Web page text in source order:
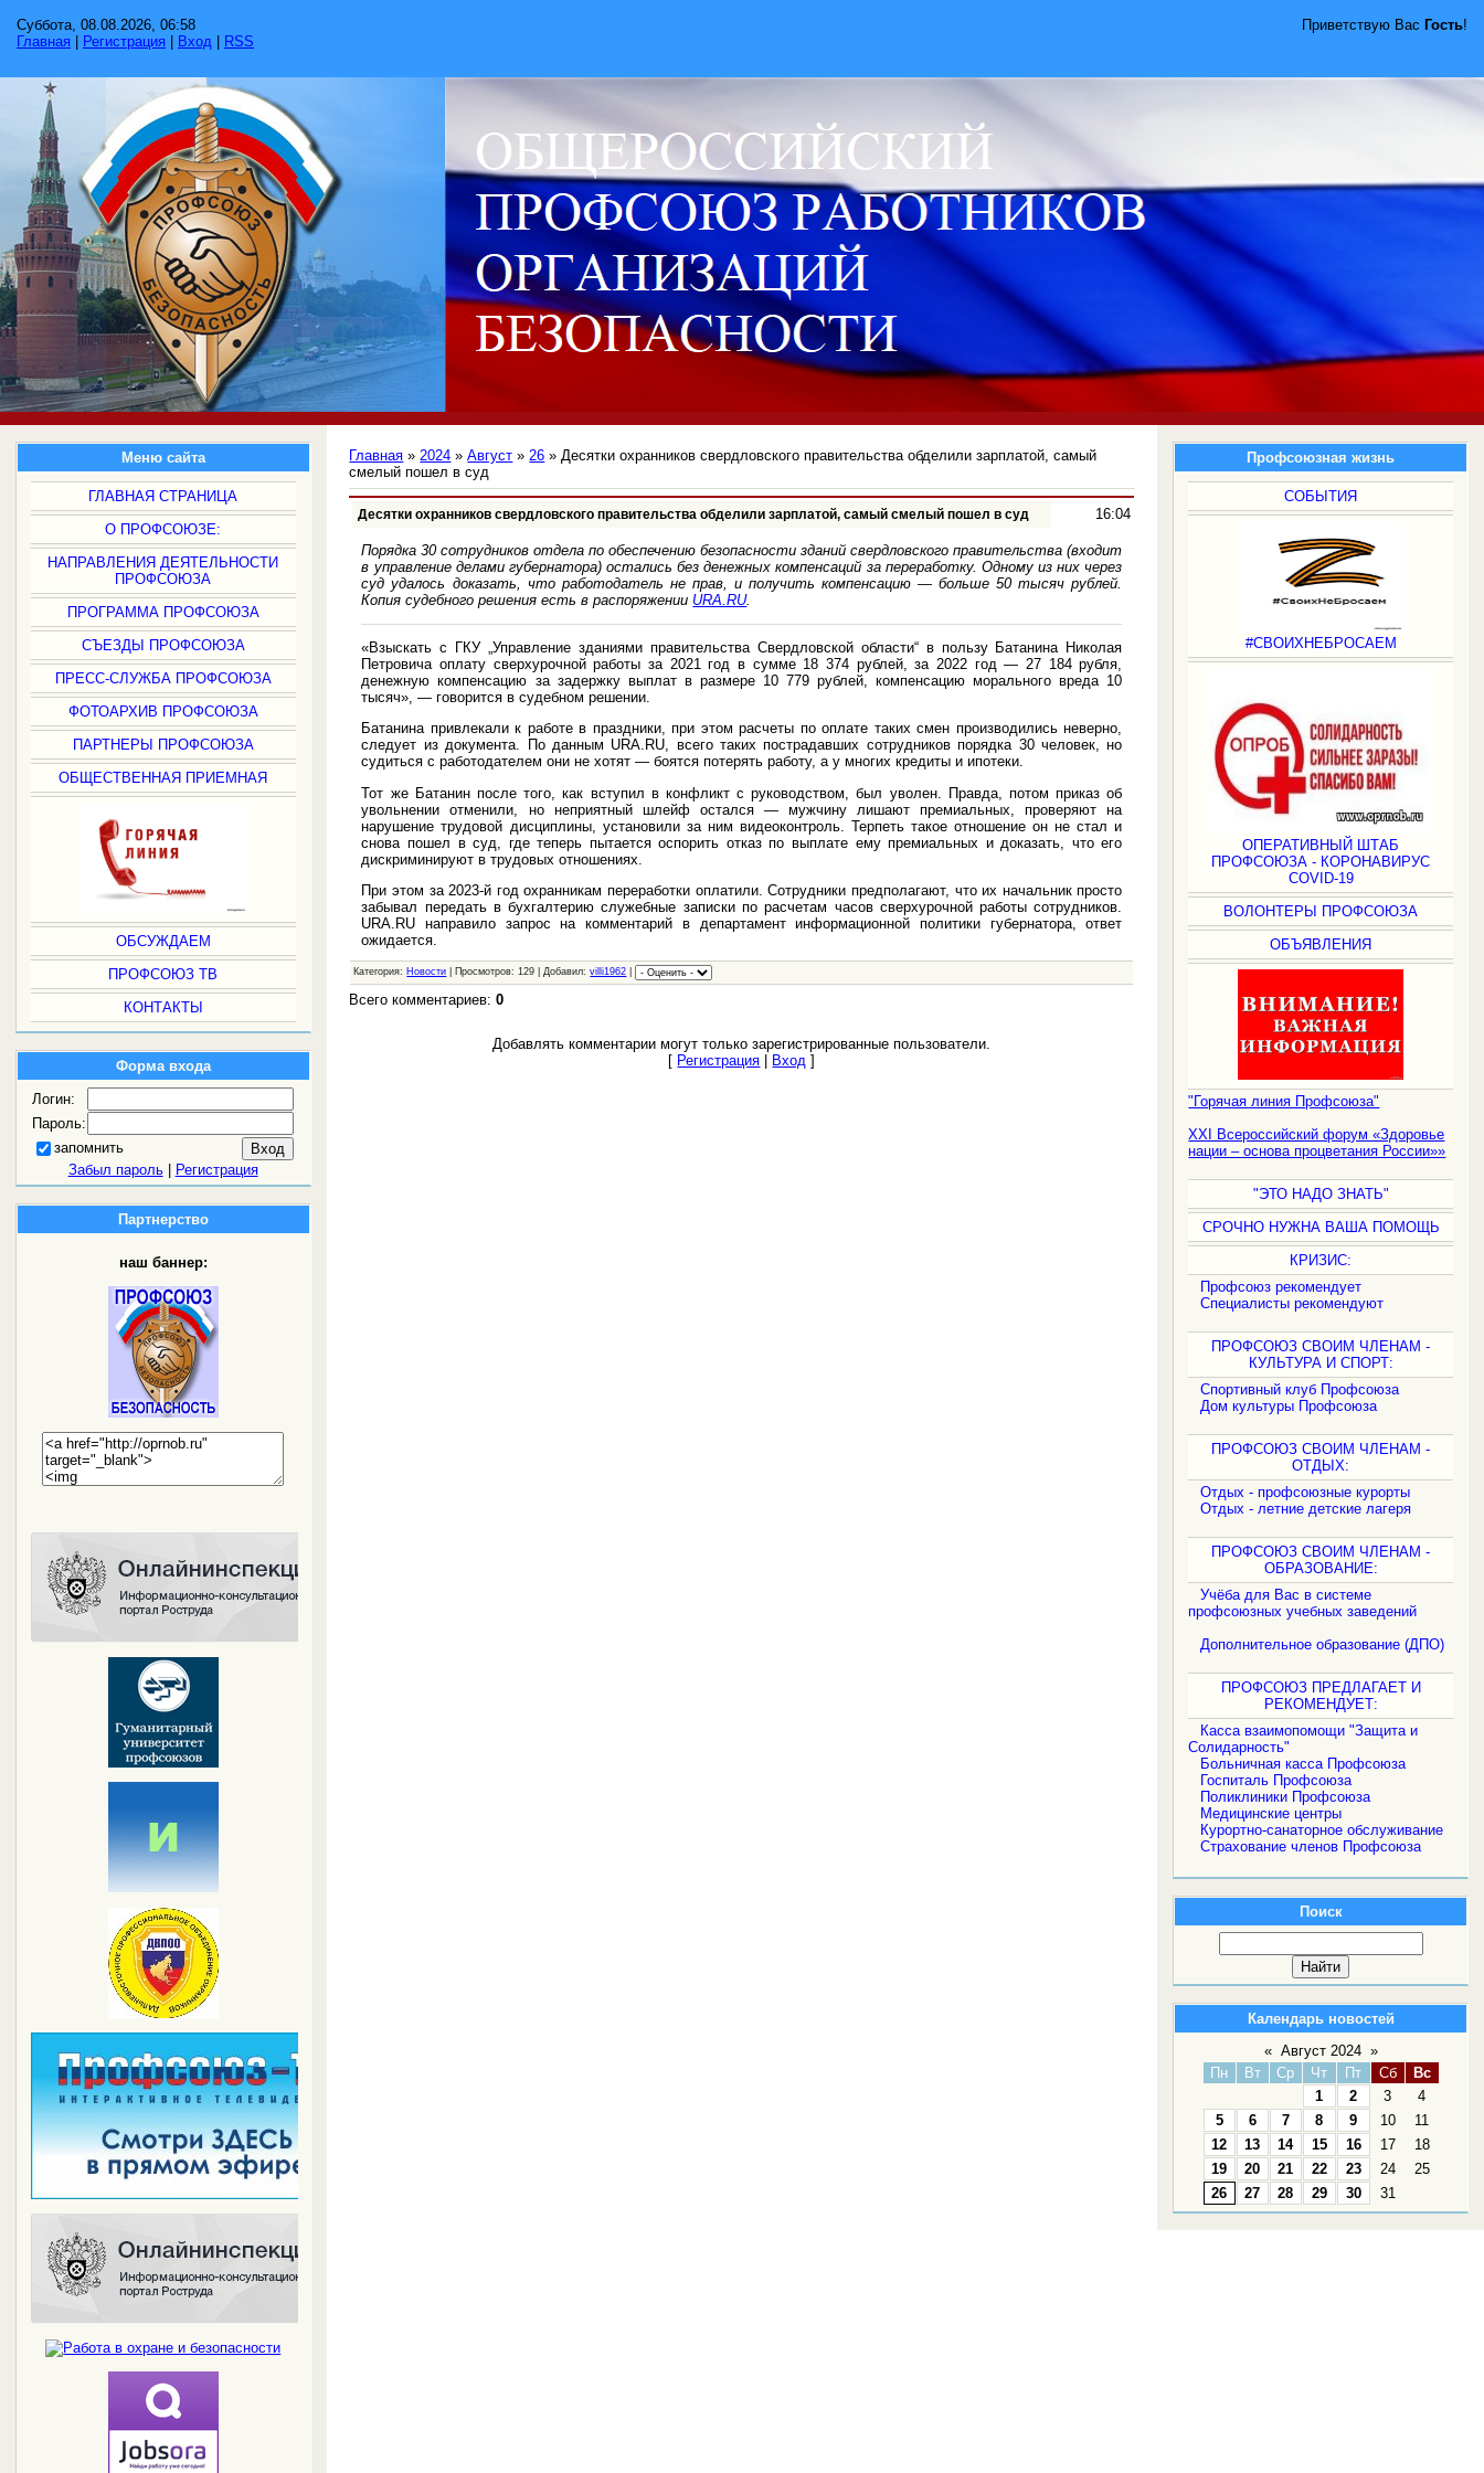
Приветствую Вас Гость!
Суббота, 08.08.2026, 06:58
Главная
Регистрация Вход RSS
Меню сайта
ГЛАВНАЯ СТРАНИЦА
О ПРОФСОЮЗЕ:
НАПРАВЛЕНИЯ ДЕЯТЕЛЬНОСТИ
ПРОФСОЮЗА
ПРОГРАММА ПРОФСОЮЗА
СЪЕЗДЫ ПРОФСОЮЗА
ПРЕСС-СЛУЖБА ПРОФСОЮЗА
ФОТОАРХИВ ПРОФСОЮЗА
ПАРТНЕРЫ ПРОФСОЮЗА
ОБЩЕСТВЕННАЯ ПРИЕМНАЯ
ОБСУЖДАЕМ
ПРОФСОЮЗ ТВ
КОНТАКТЫ
Форма входа
Логин:
Пароль:
запомнить
Забыл пароль| Регистрация
Партнерство
наш баннер:
Профсоюзная жизнь
СОБЫТИЯ
#СВОИХНЕБРОСАЕМ
ОПЕРАТИВНЫЙ ШТАБ
ПРОФСОЮЗА - КОРОНАВИРУС
COVID-19
ВОЛОНТЕРЫ ПРОФСОЮЗА
ОБЪЯВЛЕНИЯ
"Горячая линия Профсоюза"
XXI Всероссийский форум «Здоровье
нации – основа процветания России»»
"ЭТО НАДО ЗНАТЬ"
СРОЧНО НУЖНА ВАША ПОМОЩЬ
КРИЗИС:
Профсоюз рекомендует
Специалисты рекомендуют
ПРОФСОЮЗ СВОИМ ЧЛЕНАМ -
КУЛЬТУРА И СПОРТ:
Спортивный клуб Профсоюза
Дом культуры Профсоюза
ПРОФСОЮЗ СВОИМ ЧЛЕНАМ -
ОТДЫХ:
Отдых - профсоюзные курорты
Отдых - летние детские лагеря
ПРОФСОЮЗ СВОИМ ЧЛЕНАМ -
ОБРАЗОВАНИЕ:
Учёба для Вас в системе
профсоюзных учебных заведений
Дополнительное образование (ДПО)
ПРОФСОЮЗ ПРЕДЛАГАЕТ И
РЕКОМЕНДУЕТ:
Касса взаимопомощи "Защита и
Солидарность"
Больничная касса Профсоюза
Госпиталь Профсоюза
Поликлиники Профсоюза
Медицинские центры
Курортно-санаторное обслуживание
Страхование членов Профсоюза
Поиск
Календарь новостей
« Август 2024 »
Пн
Вт Ср Чт Пт Сб
Вс
1
2 3
4
5
6 7 8 9 10
11
12
13 14 15 16 17
18
19
20 21 22 23 24
25
26
27 28 29 30 31
Главная »2024 » Август » 26 » Десятки охранников свердловского правительства обделили зарплатой, самый
смелый пошел в суд
Десятки охранников свердловского правительства обделили зарплатой, самый смелый пошел в суд 16:04
Порядка 30 сотрудников отдела по обеспечению безопасности зданий свердловского правительства (входит
в управление делами губернатора) остались без денежных компенсаций за переработку. Одному из них через
суд удалось доказать, что работодатель не прав, и получить компенсацию — больше 50 тысяч рублей.
Копия судебного решения есть в распоряжении URA.RU.
«Взыскать с ГКУ „Управление зданиями правительства Свердловской области“ в пользу Батанина Николая
Петровича оплату сверхурочной работы за 2021 год в сумме 18 374 рублей, за 2022 год — 27 184 рубля,
денежную компенсацию за задержку выплат в размере 10 779 рублей, компенсацию морального вреда 10
тысяч», — говорится в судебном решении.
Батанина привлекали к работе в праздники, при этом расчеты по оплате таких смен производились неверно,
следует из документа. По данным URA.RU, всего таких пострадавших сотрудников порядка 30 человек, но
судиться с работодателем они не хотят — боятся потерять работу, а у многих кредиты и ипотеки.
Тот же Батанин после того, как вступил в конфликт с руководством, был уволен. Правда, потом приказ об
увольнении отменили, но неприятный шлейф остался — мужчину лишают премиальных, проверяют на
нарушение трудовой дисциплины, установили за ним видеоконтроль. Терпеть такое отношение он не стал и
снова пошел в суд, где теперь пытается оспорить отказ по выплате ему премиальных и доказать, что его
дискриминируют в трудовых отношениях.
При этом за 2023-й год охранникам переработки оплатили. Сотрудники предполагают, что их начальник просто
забывал передать в бухгалтерию служебные записки по расчетам часов сверхурочной работы сотрудников.
URA.RU направило запрос на комментарий в департамент информационной политики губернатора, ответ
ожидается.
Категория: Новости | Просмотров: 129 | Добавил:villi1962
Всего комментариев:0
Добавлять комментарии могут только зарегистрированные пользователи.
[ Регистрация Вход ]